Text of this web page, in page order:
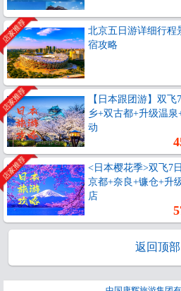
北京五日游详细行程
宿攻略
【日本跟团游】双飞
乡+双古都+升级温泉
动
<日本樱花季>双飞7
京都+奈良+镰仓+升
店
返回顶部